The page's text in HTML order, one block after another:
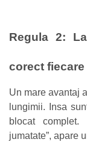
Regula 2:
corect fiecare
Un mare avantaj
lungimii. Insa
blocat
jumatate”, apare